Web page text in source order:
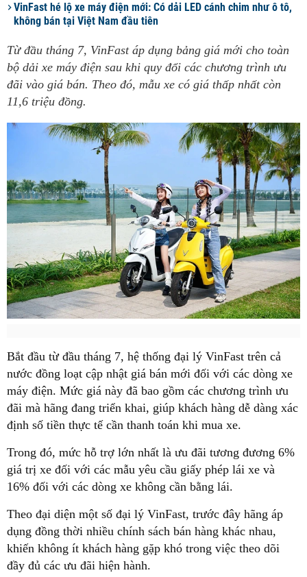
VinFast hé lộ xe máy điện mới: Có dải LED cánh chim như ô tô,
không bán tại Việt Nam đầu tiên
Từ đầu tháng 7, VinFast áp dụng bảng giá mới cho toàn
bộ dải xe máy điện sau khi quy đổi các chương trình ưu
đãi vào giá bán. Theo đó, mẫu xe có giá thấp nhất còn
11,6 triệu đồng.
Bắt đầu từ đầu tháng 7, hệ thống đại lý VinFast trên cả
nước đồng loạt cập nhật giá bán mới đối với các dòng xe
máy điện. Mức giá này đã bao gồm các chương trình ưu
đãi mà hãng đang triển khai, giúp khách hàng dễ dàng xác
định số tiền thực tế cần thanh toán khi mua xe.
Trong đó, mức hỗ trợ lớn nhất là ưu đãi tương đương 6%
giá trị xe đối với các mẫu yêu cầu giấy phép lái xe và
16% đối với các dòng xe không cần bằng lái.
Theo đại diện một số đại lý VinFast, trước đây hãng áp
dụng đồng thời nhiều chính sách bán hàng khác nhau,
khiến không ít khách hàng gặp khó trong việc theo dõi
đầy đủ các ưu đãi hiện hành.